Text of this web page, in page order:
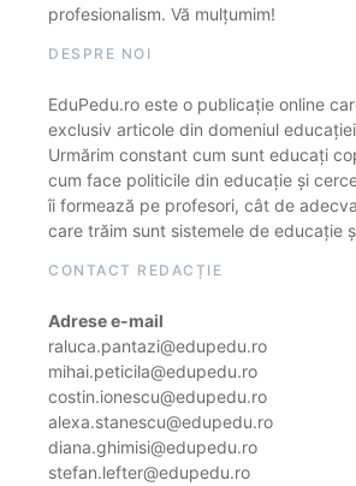
profesionalism. Vă mulțumim!
DESPRE NOI
EduPedu.ro este o publicație online
exclusiv articole din domeniul
Urmărim constant cum sunt educați
cum face politicile din educație și
îi formează pe profesori, cât de
care trăim sunt sistemele de educație
CONTACT REDACȚIE
Adrese e-mail
raluca.pantazi@edupedu.ro
mihai.peticila@edupedu.ro
costin.ionescu@edupedu.ro
alexa.stanescu@edupedu.ro
diana.ghimisi@edupedu.ro
stefan.lefter@edupedu.ro